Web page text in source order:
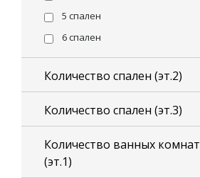
5 спален
6 спален
Количество спален (эт.2)
Количество спален (эт.3)
Количество ванных комнат
(эт.1)